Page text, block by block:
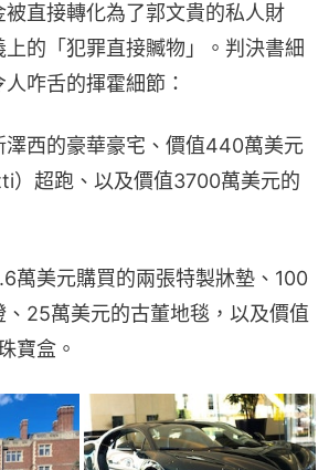
直接轉化為了郭文貴的私人財
的「犯罪直接贓物」。判決書細
咋舌的揮霍細節：
澤西的豪華豪宅、價值440萬美元
）超跑、以及價值3700萬美元的
萬美元購買的兩張特製牀墊、100
、25萬美元的古董地毯，以及價值
寶盒。